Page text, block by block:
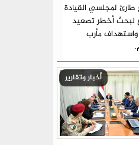
طارئ لمجلسي القيادة
لبحث أخطر تصعيد
مأرب
أخبار وتقارير